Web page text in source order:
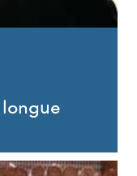
longue